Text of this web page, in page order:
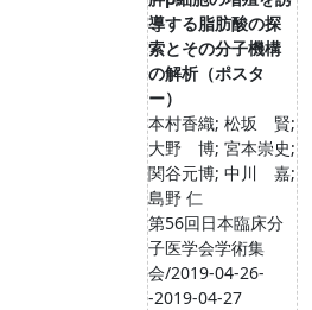
導する脂肪酸の探
索とその分子機構
の解析（ポスタ
ー）
本村香織; 松坂 賢;
大野 博; 宮本崇史;
関谷元博; 中川 嘉;
島野 仁
第56回日本臨床分
子医学会学術集
会/2019-04-26-
-2019-04-27